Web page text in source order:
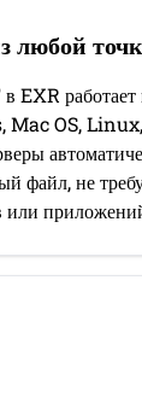
любой
EXR работает
Mac OS,
файл, не
или